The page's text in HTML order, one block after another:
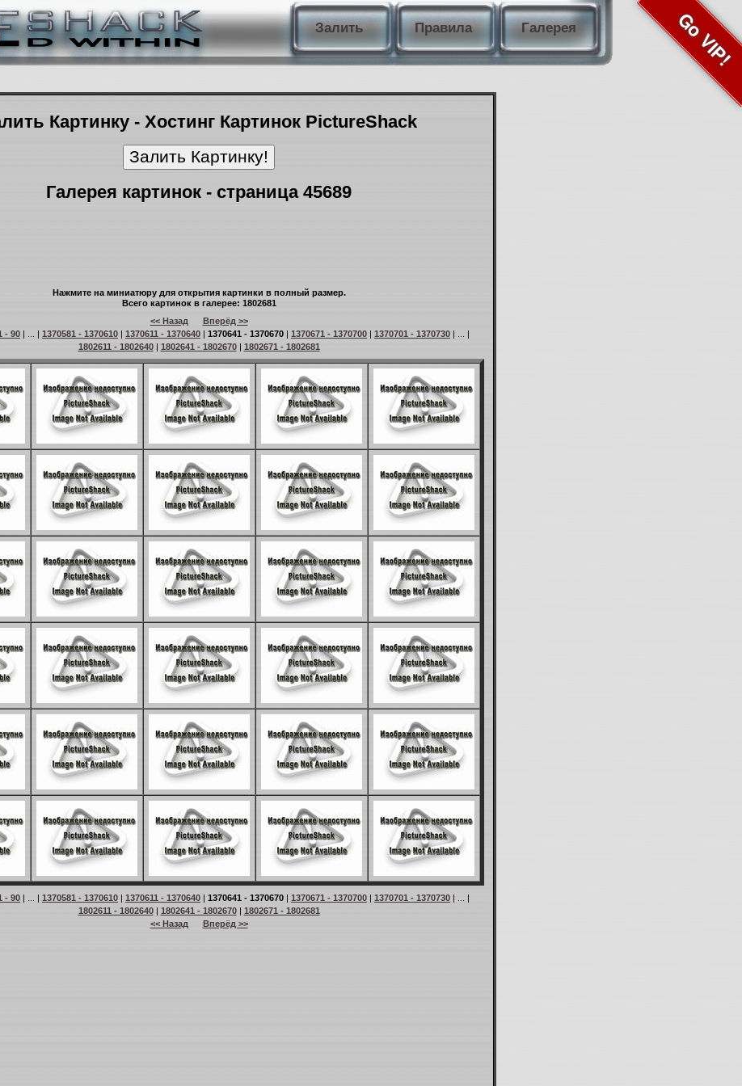
Залить Правила Галерея Go VIP!
Картинку - Хостинг Картинок PictureShack
Галерея картинок - страница 45689
Нажмите на миниатюру для открытия картинки в полный размер.
Всего картинок в галерее: 1802681
<< Назад
Вперёд >>
- 90 | ... | 1370581 - 1370610 | 1370611 - 1370640 | 1370641 - 1370670 | 1370671 - 1370700 | 1370701 - 1370730 | ... |
1802611 - 1802640| 1802641 - 1802670| 1802671 - 1802681
- 90 | ... | 1370581 - 1370610 | 1370611 - 1370640 | 1370641 - 1370670 | 1370671 - 1370700 | 1370701 - 1370730 | ... |
1802611 - 1802640| 1802641 - 1802670| 1802671 - 1802681
<< Назад
Вперёд >>